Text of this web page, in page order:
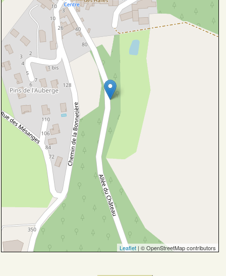
Leaflet | © OpenStreetMap contributors